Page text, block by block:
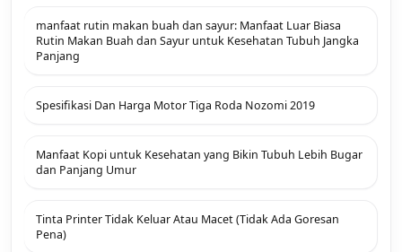
manfaat rutin makan buah dan sayur: Manfaat Luar Biasa
Rutin Makan Buah dan Sayur untuk Kesehatan Tubuh Jangka
Panjang
Spesifikasi Dan Harga Motor Tiga Roda Nozomi 2019
Manfaat Kopi untuk Kesehatan yang Bikin Tubuh Lebih Bugar
dan Panjang Umur
Tinta Printer Tidak Keluar Atau Macet (Tidak Ada Goresan
Pena)